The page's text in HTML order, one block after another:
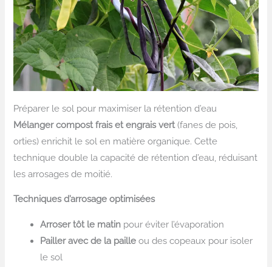
Préparer le sol pour maximiser la rétention d’eau
Mélanger compost frais et engrais vert(fanes de pois,
orties) enrichit le sol en matière organique. Cette
technique double la capacité de rétention d’eau, réduisant
les arrosages de moitié.
Techniques d’arrosage optimisées
Arroser tôt le matin pour éviter l’évaporation
Pailler avec de la paille ou des copeaux pour isoler
le sol